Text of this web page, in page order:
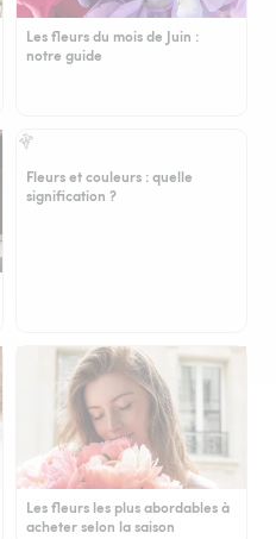
Les fleurs du mois de Juin :
notre guide
Fleurs et couleurs : quelle
signification ?
Les fleurs les plus abordables à
acheter selon la saison